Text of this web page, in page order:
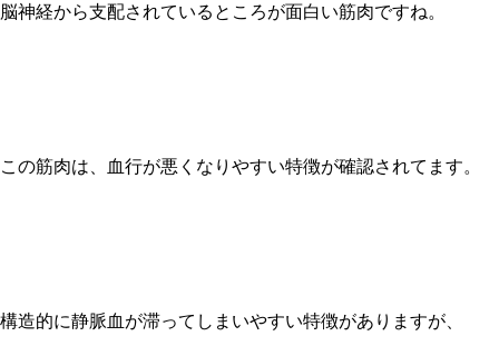
脳神経から支配されているところが面白い筋肉ですね。
この筋肉は、血行が悪くなりやすい特徴が確認されてます。
構造的に静脈血が滞ってしまいやすい特徴がありますが、